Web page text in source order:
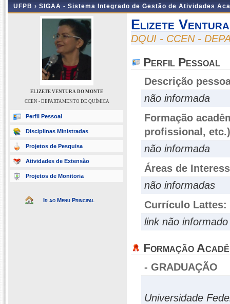
UFPB › SIGAA - Sistema Integrado de Gestão de Atividades
ELIZETE VENTURA DO MONTE
CCEN - DEPARTAMENTO DE QUÍMICA
Perfil Pessoal
Disciplinas Ministradas
Projetos de Pesquisa
Atividades de Extensão
Projetos de Monitoria
Ir ao Menu Principal
Elizete
DQUI - CCEN -
Perfil Pessoal
Descrição
não informada
Formação
profissional, etc.)
não informada
Áreas de
não informadas
Currículo Lattes:
link não informado
Formação
- GRADUAÇÃO
Universidade